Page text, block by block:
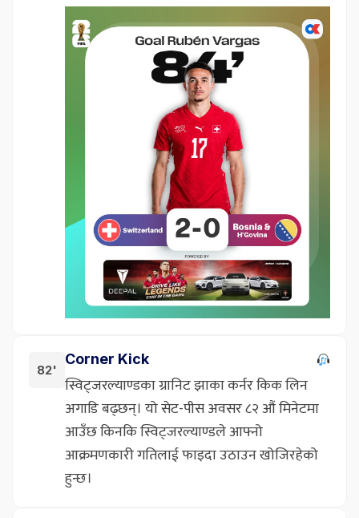
82'
Corner Kick
स्विट्जरल्याण्डका ग्रानिट झाका कर्नर किक लिन
अगाडि बढ्छन्। यो सेट-पीस अवसर ८२ औं मिनेटमा
आउँछ किनकि स्विट्जरल्याण्डले आफ्नो
आक्रमणकारी गतिलाई फाइदा उठाउन खोजिरहेको
हुन्छ।